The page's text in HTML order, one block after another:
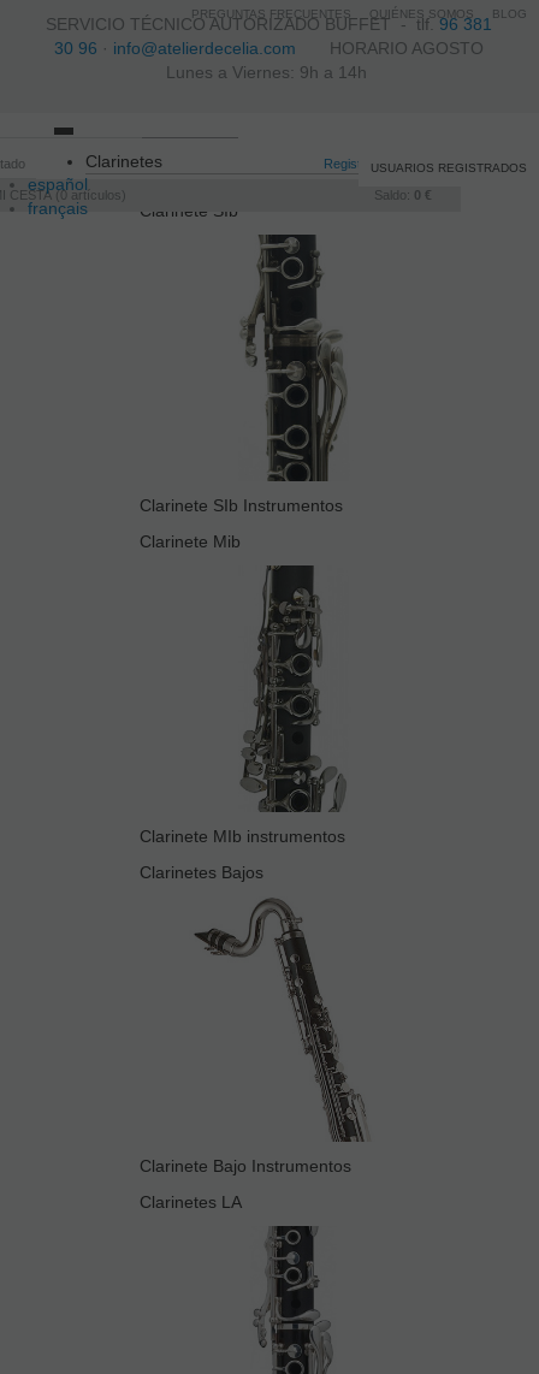
SERVICIO TÉCNICO AUTORIZADO BUFFET -tlf.96 381
30 96 · info@atelierdecelia.com HORARIO AGOSTO
Lunes a Viernes: 9h a 14h
español
français
Registro /Iniciar sesión
CESTA 0 artículos Saldo: 0 €
USUARIOS REGISTRADOS
navigation
Clarinetes
Clarinete SIb
Clarinete SIb Instrumentos
Clarinete Mib
Clarinete MIb instrumentos
Clarinetes Bajos
Clarinete Bajo Instrumentos
Clarinetes LA
PREGUNTAS FRECUENTES QUIÉNES SOMOS BLOG